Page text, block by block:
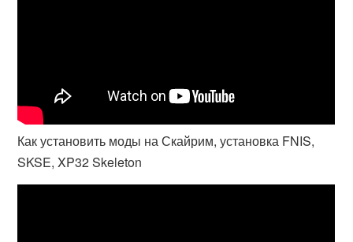
Как установить моды на Скайрим, установка FNIS,
SKSE, XP32 Skeleton